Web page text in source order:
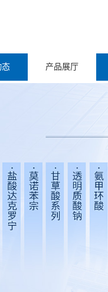
态 产品展厅